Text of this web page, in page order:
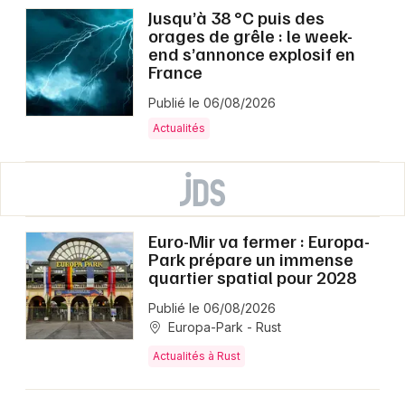
Jusqu’à 38 °C puis des
orages de grêle : le week-
end s’annonce explosif en
France
Publié le 06/08/2026
Actualités
Euro-Mir va fermer : Europa-
Park prépare un immense
quartier spatial pour 2028
Publié le 06/08/2026
Europa-Park - Rust
Actualités à Rust